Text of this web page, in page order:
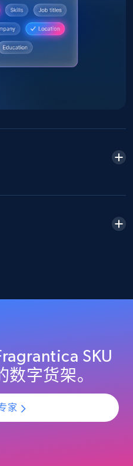
Manufacturer,
data on products
Manufacturer,
Manufacturer,
立即开始
products by
SKU
字货架。
家